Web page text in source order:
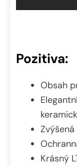
Pozitiva:
Obsah
Krásný